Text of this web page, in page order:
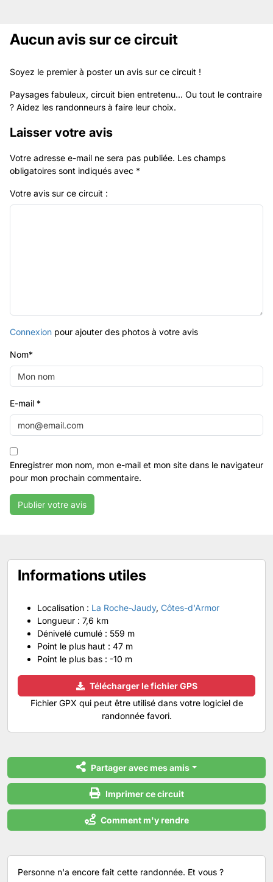
Aucun avis sur ce circuit
Soyez le premier à poster un avis sur ce circuit !
Paysages fabuleux, circuit bien entretenu... Ou tout le contraire
? Aidez les randonneurs à faire leur choix.
Laisser votre avis
Votre adresse e-mail ne sera pas publiée. Les champs
obligatoires sont indiqués avec *
Votre avis sur ce circuit :
Connexion pour ajouter des photos à votre avis
Nom*
E-mail *
Enregistrer mon nom, mon e-mail et mon site dans le navigateur
pour mon prochain commentaire.
Informations utiles
Localisation : La Roche-Jaudy, Côtes-d'Armor
Longueur : 7,6 km
Dénivelé cumulé : 559 m
Point le plus haut : 47 m
Point le plus bas : -10 m
Télécharger le fichier GPS
Fichier GPX qui peut être utilisé dans votre logiciel de
randonnée favori.
Partager avec mes amis
Imprimer ce circuit
Comment m'y rendre
Personne n'a encore fait cette randonnée. Et vous ?